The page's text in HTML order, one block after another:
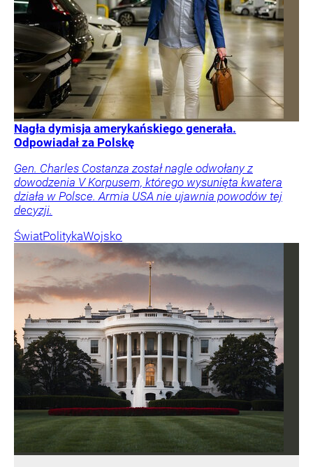
Nagła dymisja amerykańskiego generała.
Odpowiadał za Polskę
Gen. Charles Costanza został nagle odwołany z
dowodzenia V Korpusem, którego wysunięta kwatera
działa w Polsce. Armia USA nie ujawnia powodów tej
decyzji.
ŚwiatPolitykaWojsko